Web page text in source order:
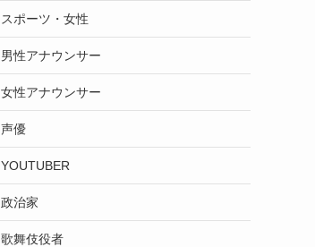
スポーツ・女性
男性アナウンサー
女性アナウンサー
声優
YOUTUBER
政治家
歌舞伎役者